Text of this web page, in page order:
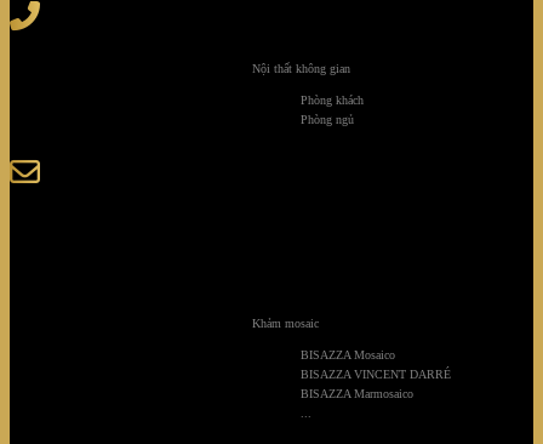
Nội thất không gian
Phòng khách
Phòng ngủ
Khảm mosaic
BISAZZA Mosaico
BISAZZA VINCENT DARRÉ
BISAZZA Marmosaico